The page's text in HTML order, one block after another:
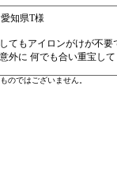
知県T様
てもアイロンがけが不
外に 何でも合い重宝し
のではございません。